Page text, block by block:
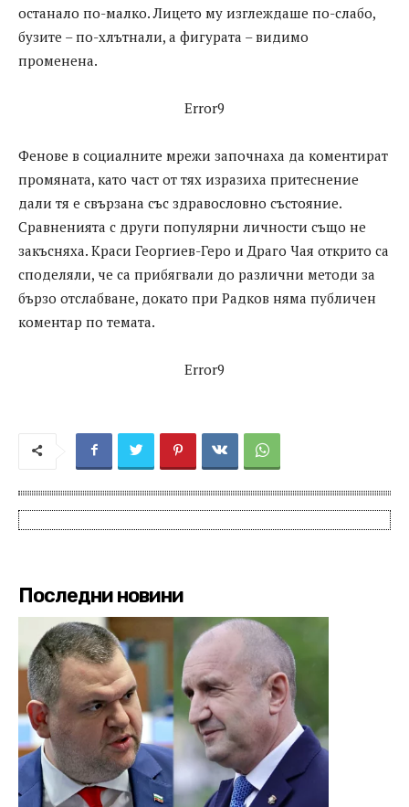
останало по-малко. Лицето му изглеждаше по-слабо,
бузите – по-хлътнали, а фигурата – видимо
променена.
Error9
Фенове в социалните мрежи започнаха да коментират
промяната, като част от тях изразиха притеснение
дали тя е свързана със здравословно състояние.
Сравненията с други популярни личности също не
закъсняха. Краси Георгиев-Геро и Драго Чая открито са
споделяли, че са прибягвали до различни методи за
бързо отслабване, докато при Радков няма публичен
коментар по темата.
Error9
Последни новини